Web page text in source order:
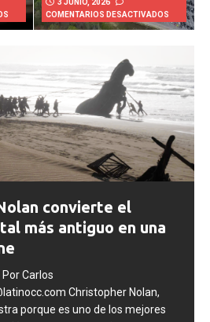
3 JUNIO, 2026
COMENTARIOS DESACTIVADOS
convierte el
más antiguo en una
Carlos
Christopher Nolan,